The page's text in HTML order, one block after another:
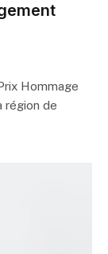
Hommage
région de